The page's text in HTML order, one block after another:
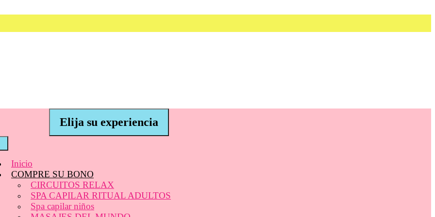
Elija su experiencia
Inicio
COMPRE SU BONO
CIRCUITOS RELAX
SPA CAPILAR RITUAL ADULTOS
Spa capilar niños